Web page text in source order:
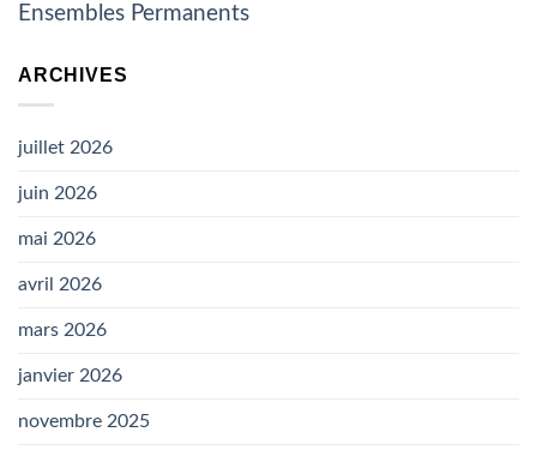
des
Ensembles Permanents
ARCHIVES
juillet 2026
juin 2026
mai 2026
avril 2026
mars 2026
janvier 2026
novembre 2025